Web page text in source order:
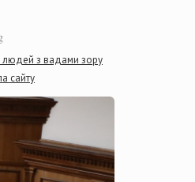
людей з вадами зору
сайту